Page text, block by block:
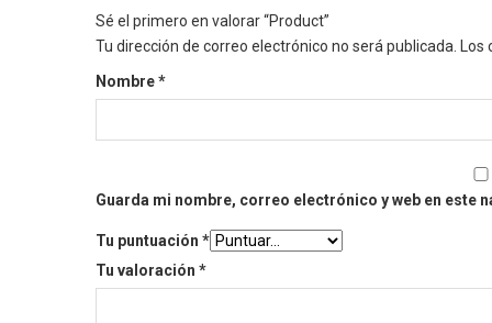
Sé el primero en valorar “Product”
Tu dirección de correo electrónico no será publicada.
Nombre*
Guarda mi nombre, correo electrónico y web en este
Tu puntuación *
Tu valoración *